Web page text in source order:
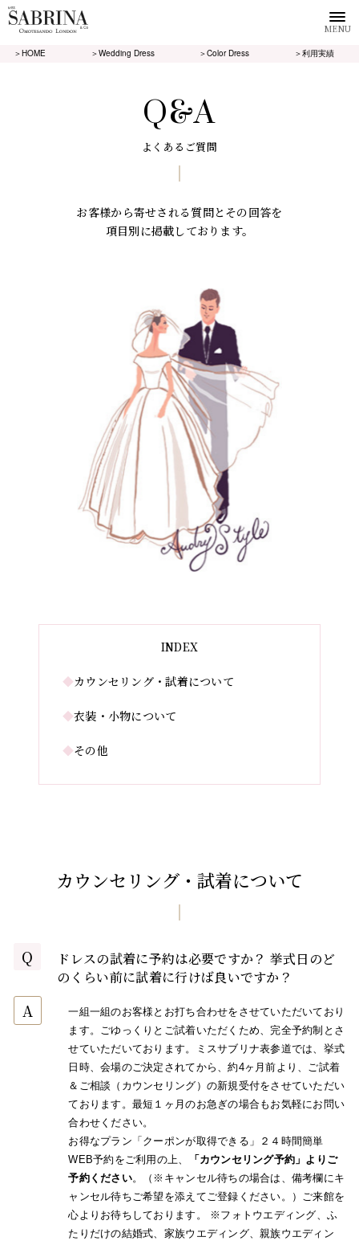
MENU
＞HOME ＞Wedding Dress ＞Color Dress ＞利用実績
Q&A
よくあるご質問
お客様から寄せされる質問とその回答を
項目別に掲載しております。
INDEX
◆カウンセリング・試着について
◆衣装・小物について
◆その他
カウンセリング・試着について
Q
ドレスの試着に予約は必要ですか？ 挙式日のど
のくらい前に試着に行けば良いですか？
A
一組一組のお客様とお打ち合わせをさせていただいており
ます。ごゆっくりとご試着いただくため、完全予約制とさ
せていただいております。ミスサブリナ表参道では、挙式
日時、会場のご決定されてから、約4ヶ月前より、ご試着
＆ご相談（カウンセリング）の新規受付をさせていただい
ております。最短１ヶ月のお急ぎの場合もお気軽にお問い
合わせください。
お得なプラン「クーポンが取得できる」２４時間簡単
WEB予約をご利用の上、
「カウンセリング予約」よりご
予約ください。（※キャンセル待ちの場合は、備考欄にキ
ャンセル待ちご希望を添えてご登録ください。）ご来館を
心よりお待ちしております。 ※フォトウエディング、ふ
たりだけの結婚式、家族ウエディング、親族ウエディン